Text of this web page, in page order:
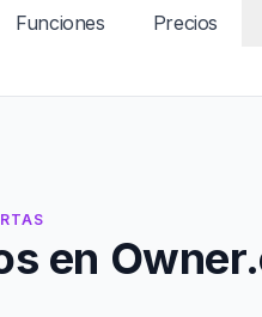
Funciones Precios
en